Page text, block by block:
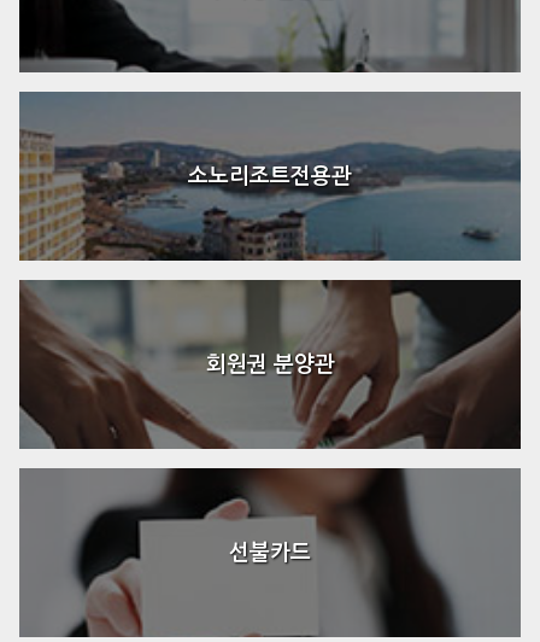
소노리조트전용관
회원권 분양관
선불카드